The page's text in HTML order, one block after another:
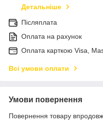
Детальніше
Післяплата
Оплата на рахунок
Оплата карткою Visa,
Всі умови оплати
Умови повернення
Повернення товару